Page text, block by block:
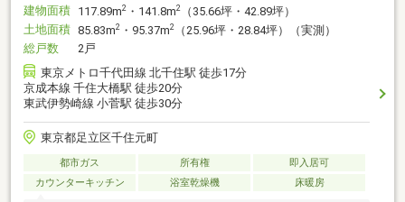
建物面積 117.89m2 ・141.8m2
（35.66坪・42.89坪）
土地面積 85.83m2 ・95.37m2
（25.96坪・28.84坪）（実測）
総戸数
2戸
東京メトロ千代田線 北千住駅 徒歩17分
京成本線 千住大橋駅 徒歩20分
東武伊勢崎線 小菅駅 徒歩30分
東京都足立区千住元町
都市ガス 所有権
即入居可
カウンターキッチン
浴室乾燥機 床暖房